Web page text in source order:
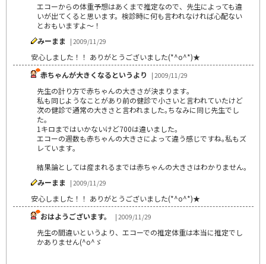
エコーからの体重予想はあくまで推定なので、先生によっても違
いが出てくると思います。検診時に何も言われなければ心配ない
とおもいますよ～！
みーまま
| 2009/11/29
安心しました！！ ありがとうございました(*^o^*)★
赤ちゃんが大きくなるというより
| 2009/11/29
先生の計り方で赤ちゃんの大きさが決まります｡
私も同じようなことがあり前の健診で小さいと言われていたけど
次の健診で通常の大きさと言われました｡ちなみに同じ先生でし
た｡
1キロまではいかないけど700は違いました｡
エコーの週数も赤ちゃんの大きさによって違う感じですね｡私もズ
レています｡
結果論としては産まれるまでは赤ちゃんの大きさはわかりません｡
みーまま
| 2009/11/29
安心しました！！ ありがとうございました(*^o^*)★
おはようございます。
| 2009/11/29
先生の間違いというより、エコーでの推定体重は本当に推定でし
かありません(^o^ゞ